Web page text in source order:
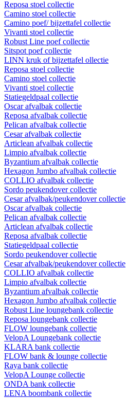
Reposa stoel collectie
Camino stoel collectie
Camino poef/ bijzettafel collectie
Vivanti stoel collectie
Robust Line poef collectie
Sitspot poef collectie
LINN kruk of bijzettafel ollectie
Reposa stoel collectie
Camino stoel collectie
Vivanti stoel collectie
Statiegeldpaal collectie
Oscar afvalbak collectie
Reposa afvalbak collectie
Pelican afvalbak collectie
Cesar afvalbak collectie
Articlean afvalbak collectie
Limpio afvalbak collectie
Byzantium afvalbak collectie
Hexagon Jumbo afvalbak collectie
COLLIO afvalbak collectie
Sordo peukendover collectie
Cesar afvalbak/peukendover collectie
Oscar afvalbak collectie
Pelican afvalbak collectie
Articlean afvalbak collectie
Reposa afvalbak collectie
Statiegeldpaal collectie
Sordo peukendover collectie
Cesar afvalbak/peukendover collectie
COLLIO afvalbak collectie
Limpio afvalbak collectie
Byzantium afvalbak collectie
Hexagon Jumbo afvalbak collectie
Robust Line loungebank collectie
Reposa loungebank collectie
FLOW loungebank collectie
VelopA Loungebank collectie
KLARA bank collectie
FLOW bank & lounge collectie
Raya bank collectie
VelopA Lounge collectie
ONDA bank collectie
LENA boombank collectie